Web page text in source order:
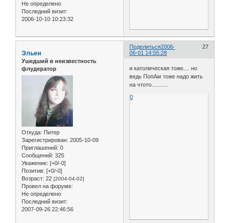
Не определено
Последний визит:
2006-10-10 10:23:32
Поделиться 27
2006-
06-01 14:55:28
Эльен
Ушедший в неизвестность
флудератор
Откуда: Питер
Зарегистрирован: 2005-10-09
Приглашений: 0
Сообщений: 325
Уважение: [+0/-0]
Позитив: [+0/-0]
Возраст: 22 [2004-04-02]
Провел на форуме:
Не определено
Последний визит:
2007-09-26 22:46:56
и католическая тоже.... но
ведь ПопАм тоже надо жить
на чтото...........
0